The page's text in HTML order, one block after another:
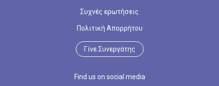
Συχνές ερωτήσεις
Πολιτική Απορρήτου
Γίνε Συνεργάτης
Find us on social media